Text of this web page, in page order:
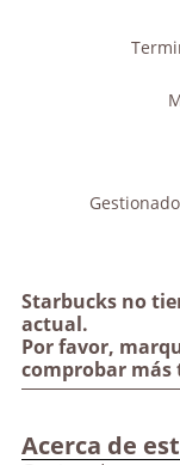
Starbucks no
actual.
Por favor,
comprobar más
Acerca de